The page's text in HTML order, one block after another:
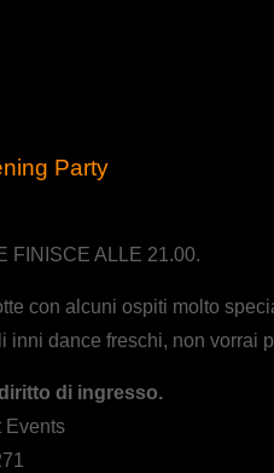
Party
FINISCE ALLE 21.00.
con alcuni ospiti molto
dance freschi, non vorrai
di ingresso.
Events